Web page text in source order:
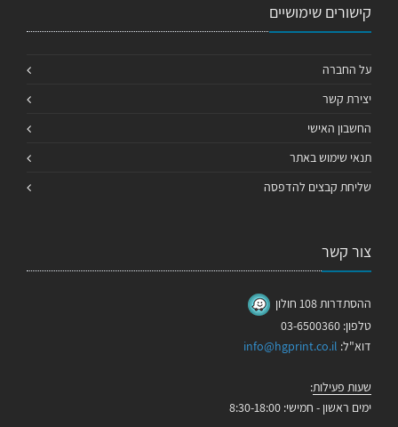
קישורים שימושיים
על החברה
יצירת קשר
החשבון האישי
תנאי שימוש באתר
שליחת קבצים להדפסה
צור קשר
ההסתדרות 108 חולון
טלפון: 03-6500360
דוא"ל: info@hgprint.co.il
שעות פעילות:
ימים ראשון - חמישי: 8:30-18:00